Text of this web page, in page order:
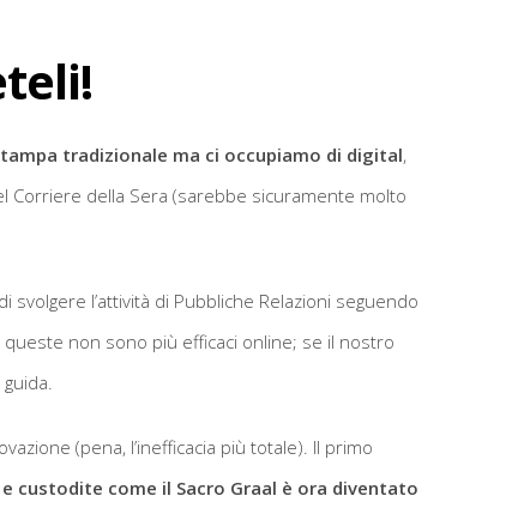
tradizionale ma ci occupiamo di digital,
Corriere della Sera (sarebbe sicuramente molto
l’attività di Pubbliche Relazioni seguendo
non sono più efficaci online; se il nostro
(pena, l’inefficacia più totale). Il primo
come il Sacro Graal è ora diventato